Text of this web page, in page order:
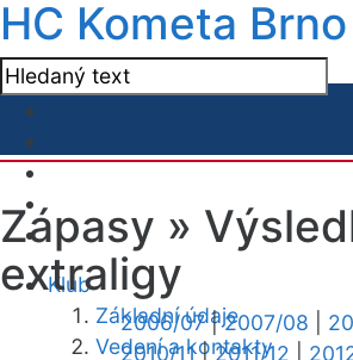
HC Kometa Brno
Klub
Základní údaje
Vedení a kontakty
Zápasy »
extraligy
2006/07|2007/08
2010/11|2011/12